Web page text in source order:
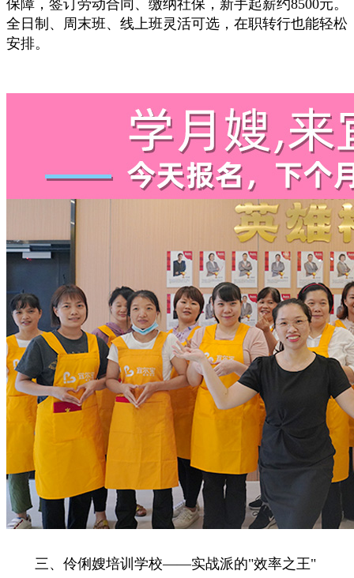
保障，签订劳动合同、缴纳社保，新手起薪约8500元。
全日制、周末班、线上班灵活可选，在职转行也能轻松
安排。
三、伶俐嫂培训学校——实战派的"效率之王"